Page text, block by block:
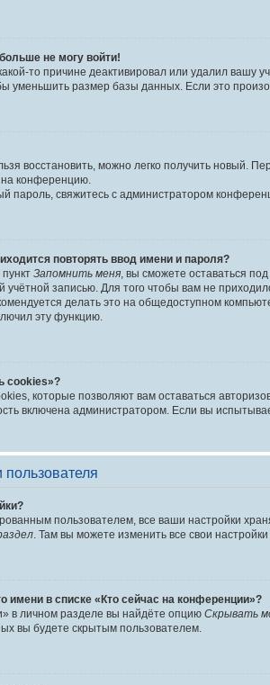
не могу войти!
то причине деактивировал или удалил вашу
размер базы данных. Если это
восстановить, можно легко получить новый.
конференцию.
пароль, свяжитесь с администратором
повторять ввод имени и пароля?
Запомнить меня , вы сможете оставаться
учётной записью. Для того чтобы вам не
делать это на общедоступном
эту функцию.
cookies»?
которые позволяют вам оставаться
включена администратором. Если вы
пользователем, все ваши настройки
. Там вы можете изменить все свои
имени в списке «Кто сейчас на конференции»?
в личном разделе вы найдёте опцию Скрывать
вы будете скрытым пользователем.